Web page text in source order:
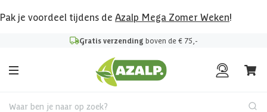
Pak je voordeel tijdens de Azalp Mega Zomer Weken!
Gratis verzending boven de € 75,-
Waar ben je naar op zoek?